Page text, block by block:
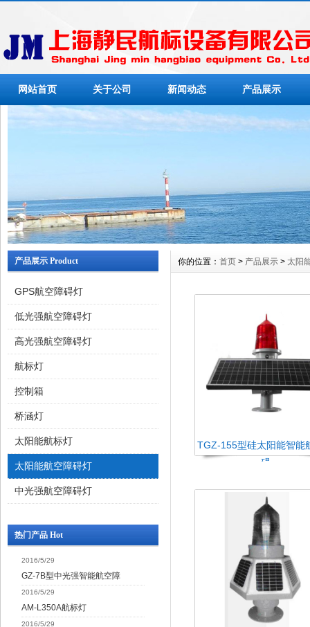
网站首页 关于公司 新闻动态 产品展示
产品展示 Product
GPS航空障碍灯
低光强航空障碍灯
高光强航空障碍灯
航标灯
控制箱
桥涵灯
太阳能航标灯
太阳能航空障碍灯
中光强航空障碍灯
热门产品 Hot
2016/5/29
GZ-7B型中光强智能航空障
2016/5/29
AM-L350A航标灯
2016/5/29
你的位置： 首页 > 产品展示 > 太阳
TGZ-155型硅太阳能智能
碍